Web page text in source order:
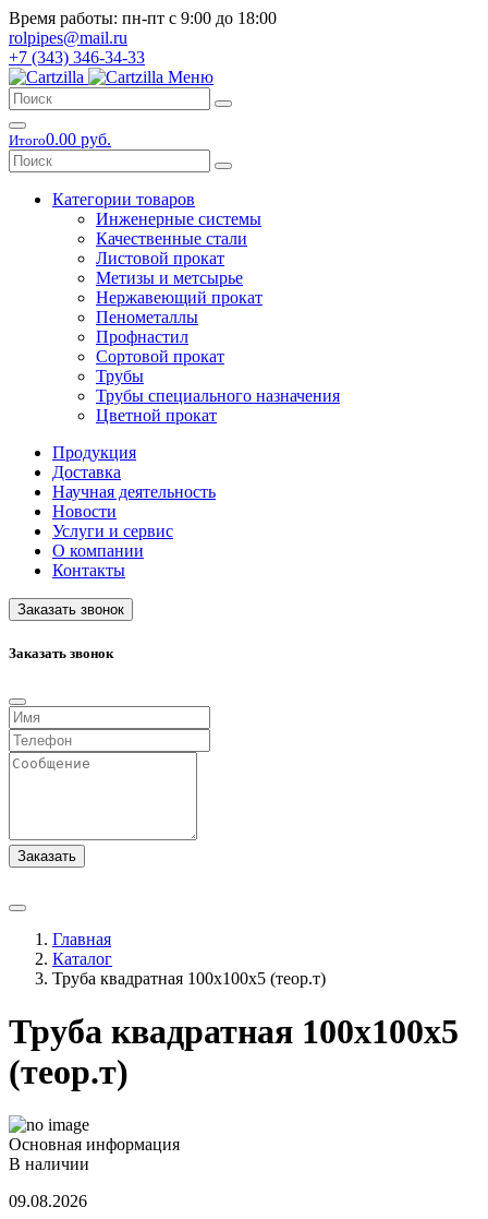
Время работы: пн-пт с 9:00 до 18:00
rolpipes@mail.ru
+7 (343) 346-34-33
Меню
Итого0.00 руб.
Категории товаров
Инженерные системы
Качественные стали
Листовой прокат
Метизы и метсырье
Нержавеющий прокат
Пенометаллы
Профнастил
Сортовой прокат
Трубы
Трубы специального назначения
Цветной прокат
Продукция
Доставка
Научная деятельность
Новости
Услуги и сервис
О компании
Контакты
Заказать звонок
Заказать звонок
Заказать
Главная
Каталог
Труба квадратная 100x100x5 (теор.т)
Труба квадратная 100x100x5
(теор.т)
Основная информация
В наличии
09.08.2026